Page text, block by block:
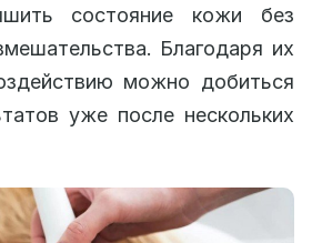
состояние кожи без
Благодаря их
можно добиться
уже после нескольких